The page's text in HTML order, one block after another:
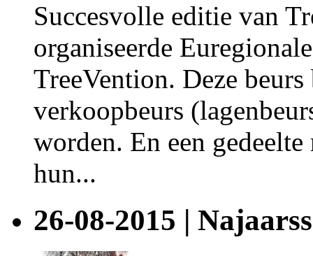
Succesvolle editie van
organiseerde
TreeVention. Deze
verkoopbeurs
worden. En een
hun...
26-08-2015 |